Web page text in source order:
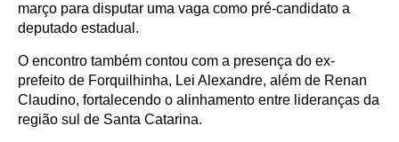
março para disputar uma vaga como pré-candidato a
deputado estadual.
O encontro também contou com a presença do ex-
prefeito de Forquilhinha, Lei Alexandre, além de Renan
Claudino, fortalecendo o alinhamento entre lideranças da
região sul de Santa Catarina.